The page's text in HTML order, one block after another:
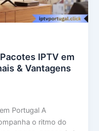
IPTV em
& Vantagens
Portugal A
o ritmo do